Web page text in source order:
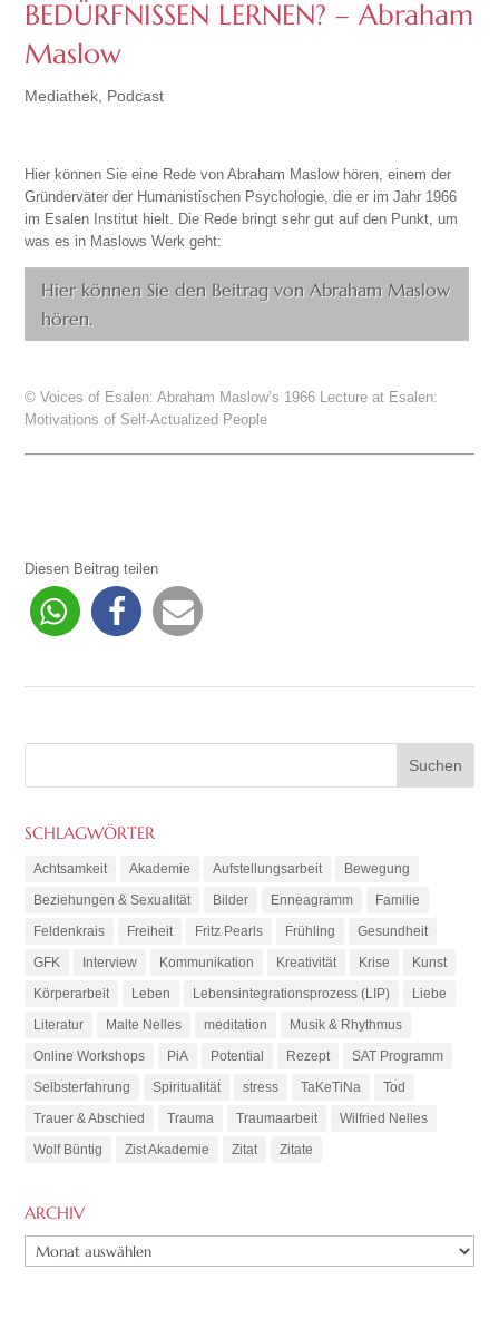
BEDÜRFNISSEN LERNEN? – Abraham
Maslow
Mediathek Podcast
Hier können Sie eine Rede von Abraham Maslow hören, einem der
Gründerväter der Humanistischen Psychologie, die er im Jahr 1966
im Esalen Institut hielt. Die Rede bringt sehr gut auf den Punkt, um
was es in Maslows Werk geht:
Hier können Sie den Beitrag von Abraham Maslow
hören.
© Voices of Esalen:Abraham Maslow’s 1966 Lecture at Esalen:
Motivations of Self-Actualized People
Diesen Beitrag teilen
SCHLAGWÖRTER
Achtsamkeit Akademie Aufstellungsarbeit
Bewegung
Beziehungen & Sexualität
Bilder Enneagramm
Familie
Feldenkrais
Freiheit Fritz Pearls Frühling
Gesundheit
GFK
Interview Kommunikation Kreativität Krise
Kunst
Körperarbeit
Leben Lebensintegrationsprozess (LIP)
Liebe
Literatur
Malte Nelles meditation
Musik & Rhythmus
Online Workshops
PiA Potential Rezept
SAT Programm
Selbsterfahrung
Spiritualität stress TaKeTiNa
Tod
Trauer & Abschied
Trauma Traumaarbeit
Wilfried Nelles
Wolf Büntig
Zist Akademie Zitat Zitate
ARCHIV
ARCHIV